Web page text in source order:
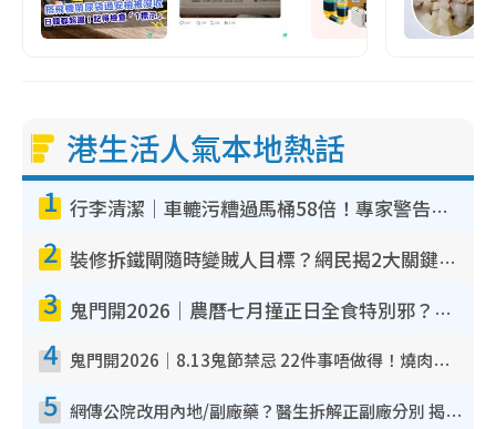
港生活人氣本地熱話
1 行李清潔｜車轆污糟過馬桶58倍！專家警告忌用酒精抹 教1招免污手除菌
2 裝修拆鐵閘隨時變賊人目標？網民揭2大關鍵用途：裝新式等於白裝？附新舊鐵閘分別
3 鬼門開2026｜農曆七月撞正日全食特別邪？專家警告切忌做一事！揭4大禁忌+2招保平安
4 鬼門開2026｜8.13鬼節禁忌 22件事唔做得！燒肉、刺身要少食？半夜勿吹口哨/打呢個電話
5 網傳公院改用內地/副廠藥？醫生拆解正副廠分別 揭4類人換藥隨時出事